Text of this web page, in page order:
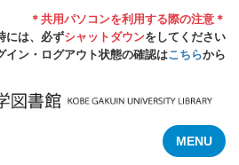
＊共用パソコンを利用する際の注意＊
には、必ずシャットダウンをしてください
イン・ログアウト状態の確認はこちらから
MENU